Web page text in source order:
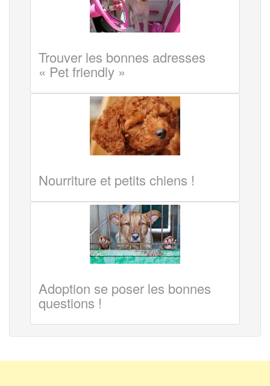
Trouver les bonnes adresses
« Pet friendly »
Nourriture et petits chiens !
Adoption se poser les bonnes
questions !